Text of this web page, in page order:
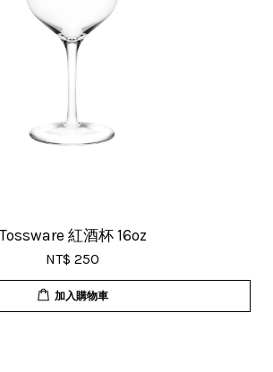
Tossware 紅酒杯 16oz
NT$ 250
加入購物車